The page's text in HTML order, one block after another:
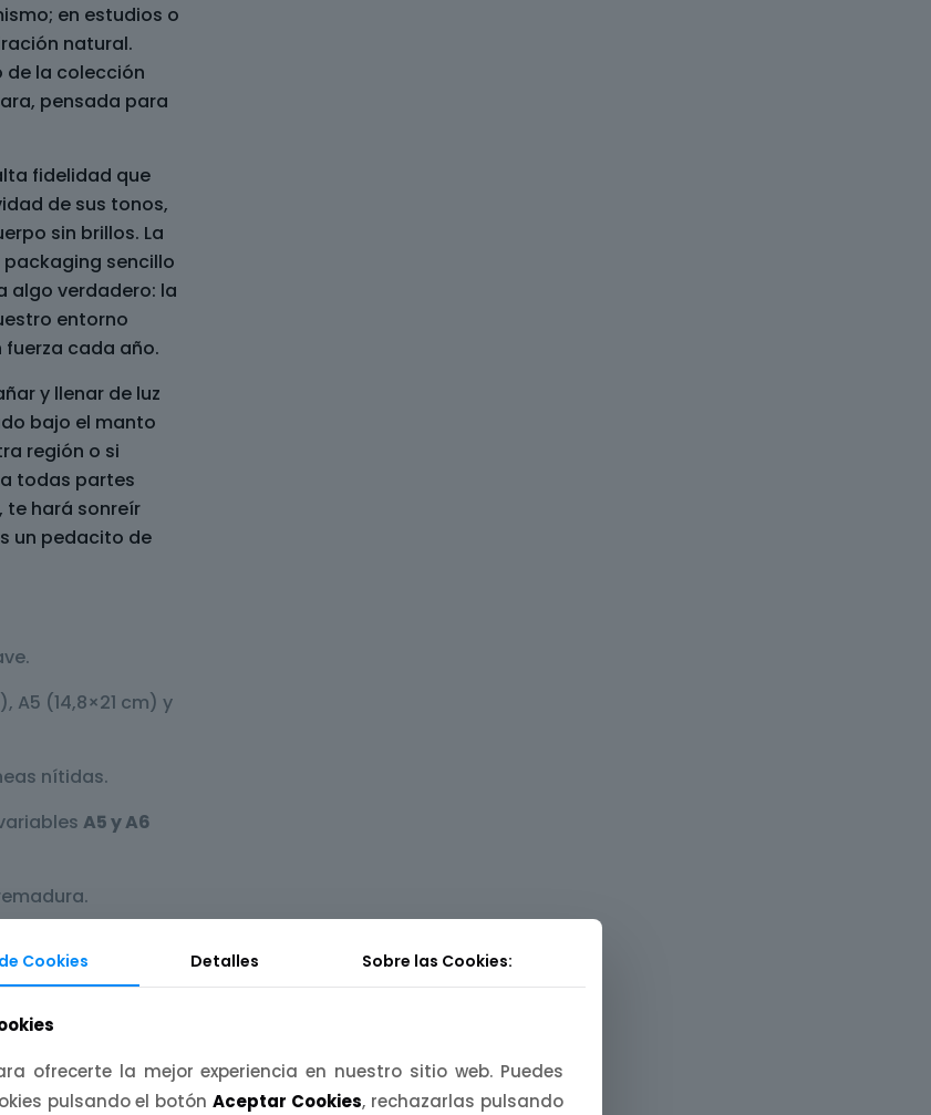
en estudios o
natural.
de la colección
pensada para
fidelidad que
de sus tonos,
sin brillos. La
sencillo
algo verdadero: la
entorno
cada año.
y llenar de luz
bajo el manto
región o si
todas partes
te hará sonreír
un pedacito de
A5 (14,8×21 cm) y
nítidas.
A5 y A6
€).
del Jerte.
y la naturaleza
Cookies Detalles Sobre las Cookies:
ofrecerte la mejor experiencia en nuestro sitio web. Puedes
pulsando el botónAceptar Cookies, rechazarlas pulsando